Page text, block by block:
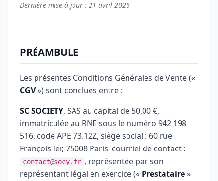
Dernière mise à jour : 21 avril 2026
PRÉAMBULE
Les présentes Conditions Générales de Vente («
CGV») sont conclues entre :
SC SOCIETY, SAS au capital de 50,00 €,
immatriculée au RNE sous le numéro 942 198
516, code APE 73.12Z, siège social : 60 rue
François Ier, 75008 Paris, courriel de contact :
contact@socy.fr , représentée par son
représentant légal en exercice (« Prestataire»